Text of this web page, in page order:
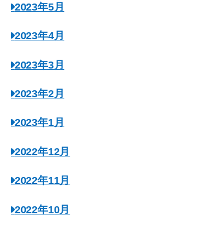
2023年5月
2023年4月
2023年3月
2023年2月
2023年1月
2022年12月
2022年11月
2022年10月